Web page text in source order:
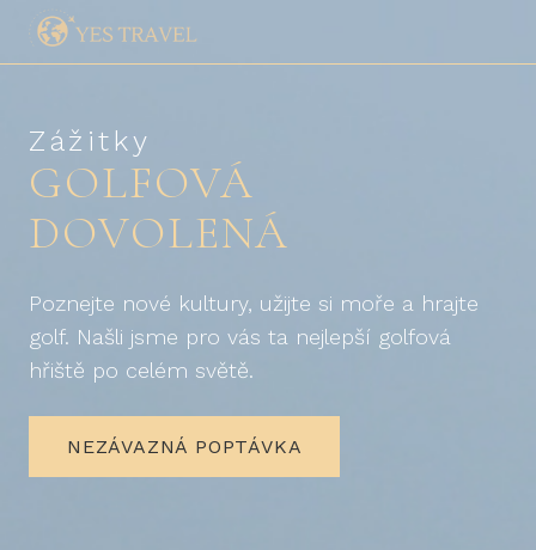
Zážitky
GOLFOVÁ
DOVOLENÁ
Poznejte nové kultury, užijte si moře a hrajte
golf. Našli jsme pro vás ta nejlepší golfová
hřiště po celém světě.
NEZÁVAZNÁ POPTÁVKA